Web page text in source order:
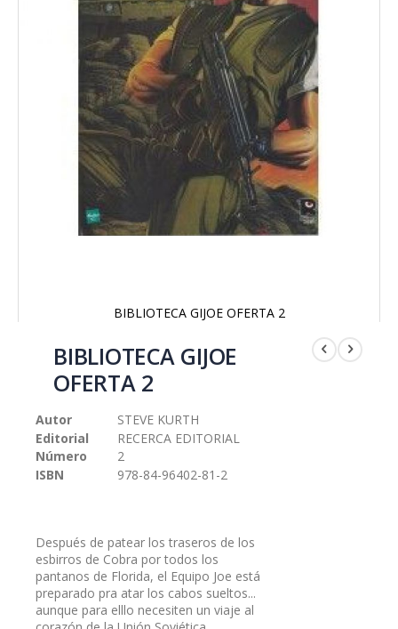
BIBLIOTECA GIJOE OFERTA 2
comienzo
galería
imágenes
BIBLIOTECA GIJOE
OFERTA 2
Autor
STEVE KURTH
Editorial
RECERCA EDITORIAL
Número
2
ISBN
978-84-96402-81-2
Después de patear los traseros de los
esbirros de Cobra por todos los
pantanos de Florida, el Equipo Joe está
preparado pra atar los cabos sueltos...
aunque para elllo necesiten un viaje al